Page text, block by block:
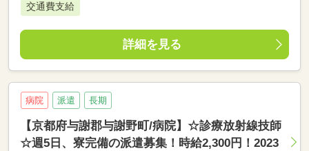
交通費支給
詳細を見る
病院 派遣 長期
【京都府与謝郡与謝野町/病院】☆診療放射線技師
☆週5日、寮完備の派遣募集！時給2,300円！2023